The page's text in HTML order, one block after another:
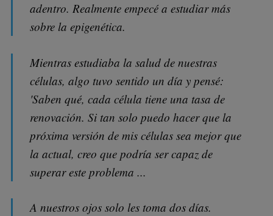
adentro. Realmente empecé a estudiar más
sobre la epigenética.
Mientras estudiaba la salud de nuestras
células, algo tuvo sentido un día y pensé:
'Saben qué, cada célula tiene una tasa de
renovación. Si tan solo puedo hacer que la
próxima versión de mis células sea mejor que
la actual, creo que podría ser capaz de
superar este problema ...
A nuestros ojos solo les toma dos días.